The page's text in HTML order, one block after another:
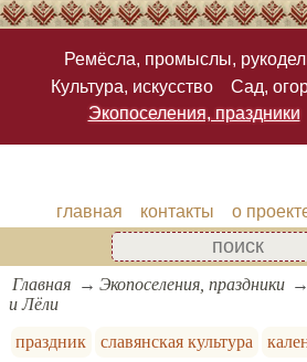
Ремёсла, промыслы,
Культура, искусство
Сад,
Экопоселения, праздники
главная контакты о
Главная Экопоселения, праздники
и Лёли
праздник
славянская культура